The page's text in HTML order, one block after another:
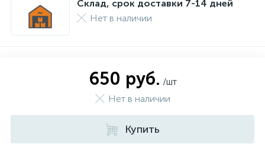
Склад, срок доставки 7-14 дней
Нет в наличии
650 руб. /шт
Нет в наличии
Купить